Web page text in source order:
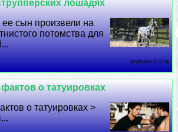
лошадях
сын произвели на
потомства для
09 08 2026 12:17:36
о татуировках
о татуировках >